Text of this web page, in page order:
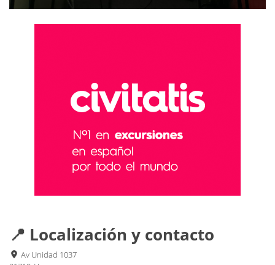
📍 Localización y contacto
Av Unidad 1037